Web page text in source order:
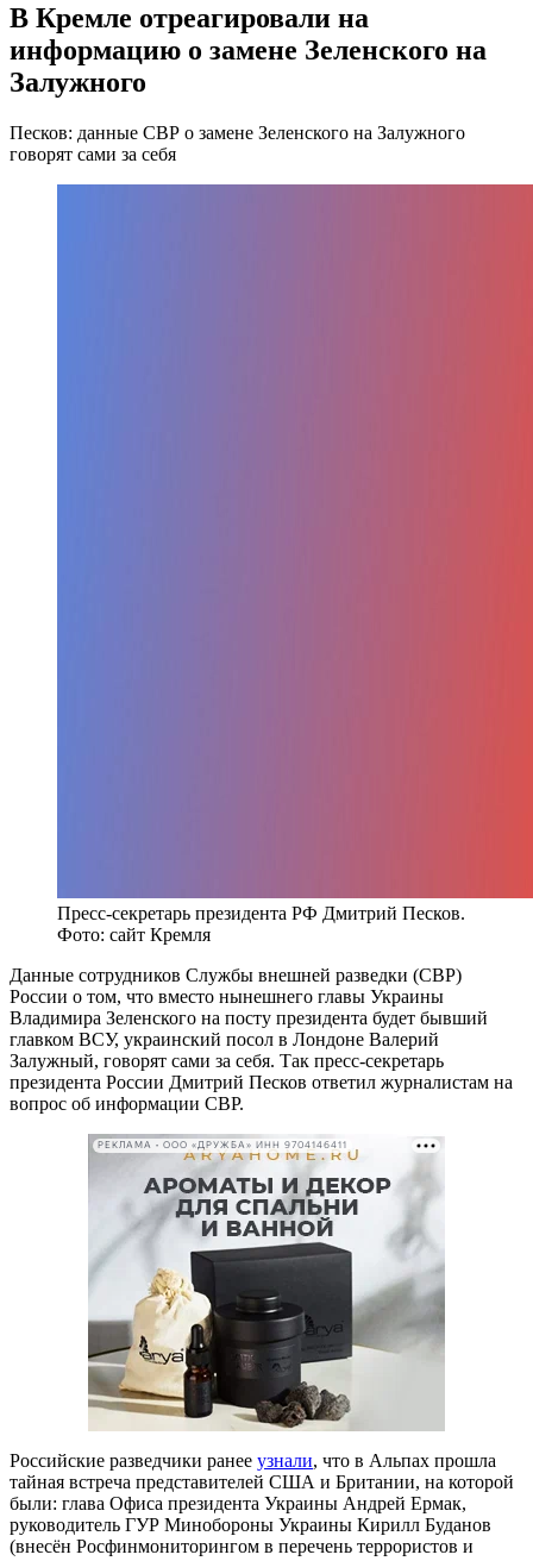
В Кремле отреагировали на
информацию о замене Зеленского на
Залужного
Песков: данные СВР о замене Зеленского на Залужного
говорят сами за себя
Пресс-секретарь президента РФ Дмитрий Песков.
Фото: сайт Кремля
Данные сотрудников Службы внешней разведки (СВР)
России о том, что вместо нынешнего главы Украины
Владимира Зеленского на посту президента будет бывший
главком ВСУ, украинский посол в Лондоне Валерий
Залужный, говорят сами за себя. Так пресс-секретарь
президента России Дмитрий Песков ответил журналистам на
вопрос об информации СВР.
РЕКЛАМА • ООО «ДРУЖБА» ИНН 9704146411
Российские разведчики ранее узнали, что в Альпах прошла
тайная встреча представителей США и Британии, на которой
были: глава Офиса президента Украины Андрей Ермак,
руководитель ГУР Минобороны Украины Кирилл Буданов
(внесён Росфинмониторингом в перечень террористов и